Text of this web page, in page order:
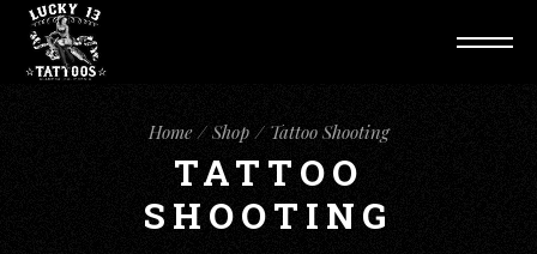
Home Shop Tattoo Shooting
TATTOO
SHOOTING